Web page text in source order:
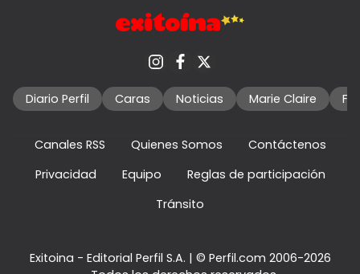
Diario Perfil Caras Noticias Marie Claire
Canales RSS Quienes Somos
Contáctenos
Privacidad
Equipo
Reglas de participación
Tránsito
Exitoina - Editorial Perfil S.A. | © Perfil.com 2006-2026